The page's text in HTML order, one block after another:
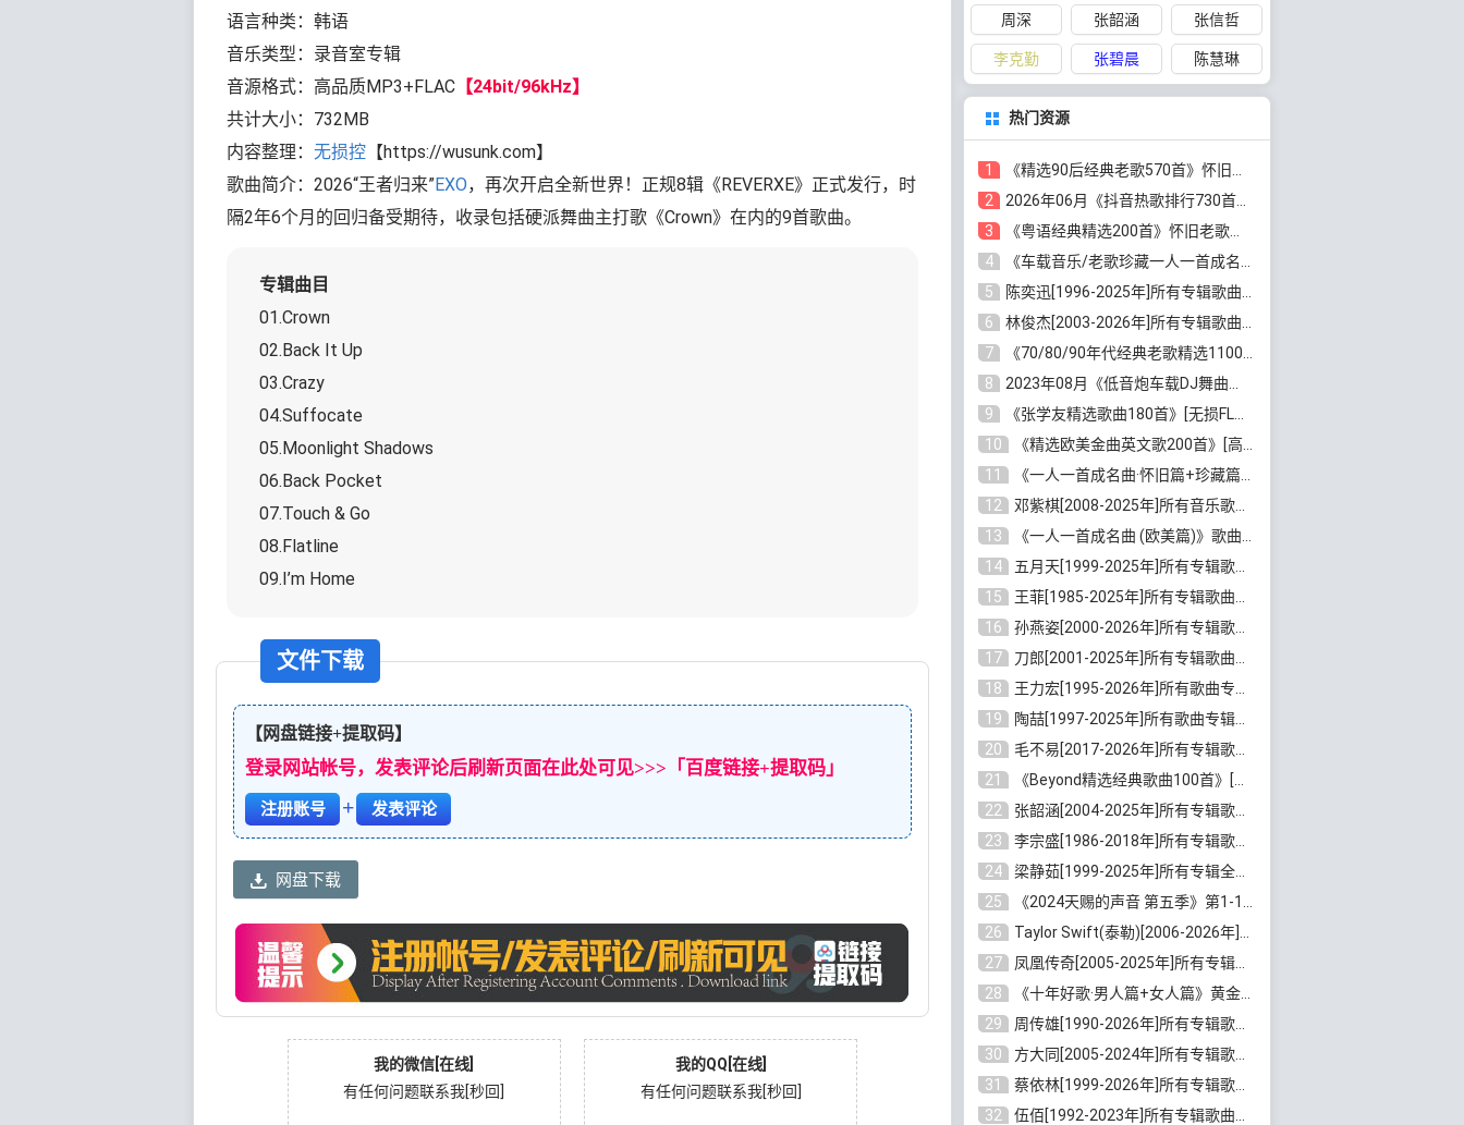
语言种类：韩语
音乐类型：录音室专辑
音源格式：高品质MP3+FLAC 【24bit/96kHz】
共计大小：732MB
内容整理： 无损控 【https://wusunk.com】
歌曲简介：2026“王者归来”EXO，再次开启全新世界！正规8辑《REVERXE》正式发行，时
隔2年6个月的回归备受期待，收录包括硬派舞曲主打歌《Crown》在内的9首歌曲。
专辑曲目
01.Crown
02.Back It Up
03.Crazy
04.Suffocate
05.Moonlight Shadows
06.Back Pocket
07.Touch & Go
08.Flatline
09.I’m Home
文件下载
【网盘链接+提取码】
登录网站帐号，发表评论后刷新页面在此处可见>>>「百度链接+提取码」
注册账号 + 发表评论
网盘下载
我的微信[在线]
有任何问题联系我[秒回]
我的QQ[在线]
有任何问题联系我[秒回]
周深 张韶涵 张信哲
李克勤 张碧晨 陈慧琳
热门资源
1
《精选90后经典老歌570首》怀旧歌曲合集[高品质MP3/320K/5.44GB]百度云网盘下载
2
2026年06月《抖音热歌排行730首》最火热门歌曲整理[高品质MP3/320K/5.35GB]百度云网盘下载
3
《粤语经典精选200首》怀旧老歌大全[无损FLAC/MP3/6.77GB]百度云网盘下载
4
《车载音乐/老歌珍藏一人一首成名曲12CD》[无损WAV分轨+MP3/6.79GB]百度云网盘下载
5
陈奕迅[1996-2025年]所有专辑歌曲合集[无损FLAC/MP3/48.18GB]百度云网盘下载
6
林俊杰[2003-2026年]所有专辑歌曲全集[无损FLAC/MP3/13.05GB]百度云网盘下载
7
《70/80/90年代经典老歌精选1100首》[高品质MP3/320K/10GB]百度云网盘下载
8
2023年08月《低音炮车载DJ舞曲排行360首》劲爆歌曲合集[高品质MP3/320K/2.86GB]百度云网盘下载
9
《张学友精选歌曲180首》[无损FLAC/MP3/6.26GB]百度云网盘下载
10
《精选欧美金曲英文歌200首》[高品质MP3/320K/1.81GB]百度云网盘下载
11
《一人一首成名曲·怀旧篇+珍藏篇4CD》[无损WAV/DTS+高品质MP3/6.88GB]百度云网盘下载
12
邓紫棋[2008-2025年]所有音乐歌曲合集[无损FLAC/MP3/8.99GB]百度云网盘下载
13
《一人一首成名曲 (欧美篇)》歌曲合集打包[无损WAV/MP3/6.13GB]百度云网盘下载
14
五月天[1999-2025年]所有专辑歌曲合集打包[无损FLAC/MP3/23.84GB]百度云网盘下载
15
王菲[1985-2025年]所有专辑歌曲合集[无损FLAC/WAV/APE分轨+MP3/23.06GB]百度云网盘下载
16
孙燕姿[2000-2026年]所有专辑歌曲合集[无损FLAC/MP3/9.73GB]百度云网盘下载
17
刀郎[2001-2025年]所有专辑歌曲合集打包[无损FLAC/MP3/8.91GB]百度云网盘下载
18
王力宏[1995-2026年]所有歌曲专辑合集[无损FLAC/MP3/14.41GB]百度云网盘下载
19
陶喆[1997-2025年]所有歌曲专辑合集[无损FLAC/MP3/7.75GB]百度云网盘下载
20
毛不易[2017-2026年]所有专辑歌曲合集[无损FLAC/MP3/5.72GB]百度云网盘下载
21
《Beyond精选经典歌曲100首》[无损FLAC/MP3/3.85GB]百度云网盘下载
22
张韶涵[2004-2025年]所有专辑歌曲合集 [无损MP3/FLAC/7.5GB]百度云网盘下载
23
李宗盛[1986-2018年]所有专辑歌曲合集打包[无损FLAC/MP3/8.82GB]百度云网盘下载
24
梁静茹[1999-2025年]所有专辑全部歌曲打包[无损FLAC/MP3/10.71GB]百度云网盘下载
25
《2024天赐的声音 第五季》第1-12期歌曲[无损FLAC/MP3]百度云网盘下载
26
Taylor Swift(泰勒)[2006-2026年]所有歌曲合集打包[无损FLAC/MP3/23.78GB]百度云网盘下载
27
凤凰传奇[2005-2025年]所有专辑歌曲合集[无损WAV/FLAC+MP3/11.62GB]百度云网盘下载
28
《十年好歌·男人篇+女人篇》黄金国语珍藏6CD[无损WAV/MP3/4.09GB]百度云网盘下载
29
周传雄[1990-2026年]所有专辑歌曲全集[无损FLAC/MP3/10GB]百度云网盘下载
30
方大同[2005-2024年]所有专辑歌曲合集[高品质MP3+无损FLAC/7.59GB]百度云网盘下载
31
蔡依林[1999-2026年]所有专辑歌曲合集[无损FLAC/MP3/23.32GB]百度云网盘下载
32
伍佰[1992-2023年]所有专辑歌曲合集[高品质MP3/320K/3.92GB]百度云网盘下载